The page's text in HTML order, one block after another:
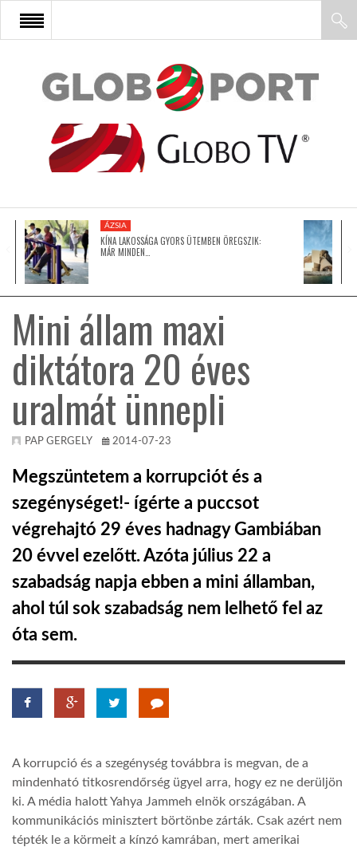
FŐOLDAL
AFRIKA
ÁZSIA
LATIN-AMERIKA
AUSZTRÁLIA
A VILÁG ITTHON
HÍR3D
GLOBOTV
ÁZSIA
KÍNA LAKOSSÁGA GYORS ÜTEMBEN ÖREGSZIK:
MÁR MINDEN…
Mini állam maxi
diktátora 20 éves
uralmát ünnepli
PAP GERGELY 2014-07-23
Megszüntetem a korrupciót és a
szegénységet!- ígérte a puccsot
végrehajtó 29 éves hadnagy Gambiában
20 évvel ezelőtt. Azóta július 22 a
szabadság napja ebben a mini államban,
ahol túl sok szabadság nem lelhető fel az
óta sem.
A korrupció és a szegénység továbbra is megvan, de a
mindenható titkosrendőrség ügyel arra, hogy ez ne derüljön
ki. A média halott Yahya Jammeh elnök országában. A
kommunikációs minisztert börtönbe zárták. Csak azért nem
tépték le a körmeit a kínzó kamrában, mert amerikai